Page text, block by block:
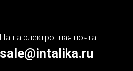
Наша электронная почта
sale@intalika.ru